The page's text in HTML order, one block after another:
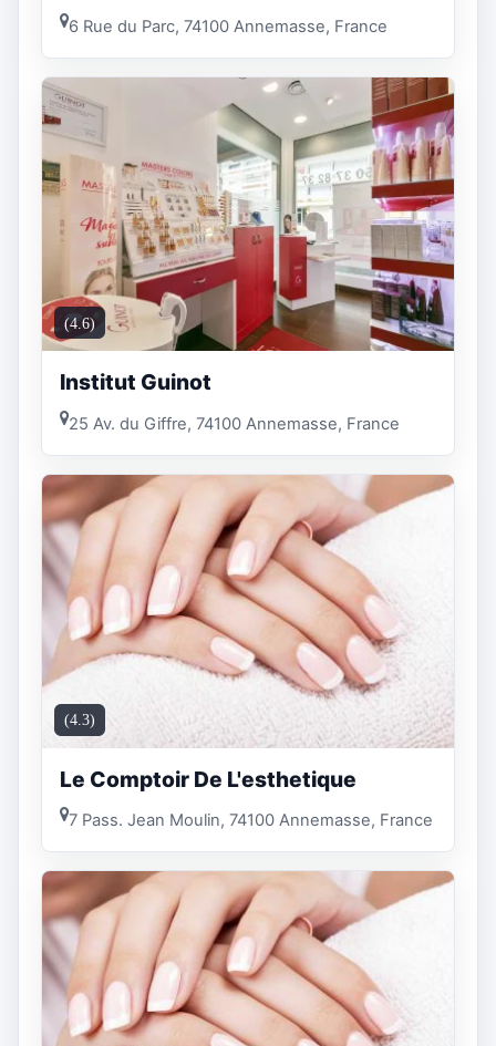
6 Rue du Parc, 74100 Annemasse, France
(4.6)
Institut Guinot
25 Av. du Giffre, 74100 Annemasse, France
(4.3)
Le Comptoir De L'esthetique
7 Pass. Jean Moulin, 74100 Annemasse, France